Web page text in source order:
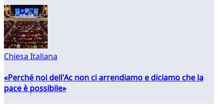
Chiesa Italiana
«Perché noi dell'Ac non ci arrendiamo e diciamo che la
pace è possibile»